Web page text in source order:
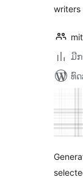
writers
ມີ
ທົດ